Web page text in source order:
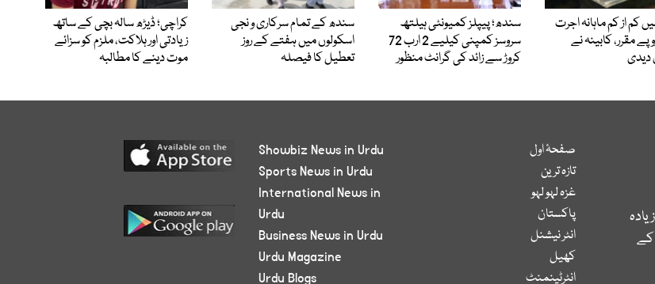
کم از کم ماہانہ اجرت
روپے مقرر، کابینہ نے
دیدی
سندھ؛ پیپلز کمیونٹی ہیلتھ
سروسز کمپنی کیلیے 2 ارب 72
کروڑ سے زائد کی گرانٹ منظور
سندھ کے تمام سرکاری و نجی
اسکولوں میں ہفتے کے روز
تعطیل کا فیصلہ
کراچی؛ ڈیڑھ سالہ بچی کے ساتھ
زیادتی اور ہلاکت، ملزم کو سزائے
موت دینے کا مطالبہ
کے
صفحۂ اول
تازہ ترین
غزہ لہو لہو
پاکستان
انٹر نیشنل
کھیل
انٹرٹینمنٹ
Showbiz News in Urdu
Sports News in Urdu
International News in
Urdu
Business News in Urdu
Urdu Magazine
Urdu Blogs